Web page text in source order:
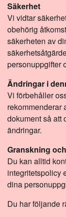
Säkerhet
Vi vidtar
obehörig
säkerheten av
personuppgifter
Ändringar i
Vi förbehåller
rekommenderar
dokument så att
ändringar.
Granskning
Du kan alltid
integritetspolicy
dina
Du har följande